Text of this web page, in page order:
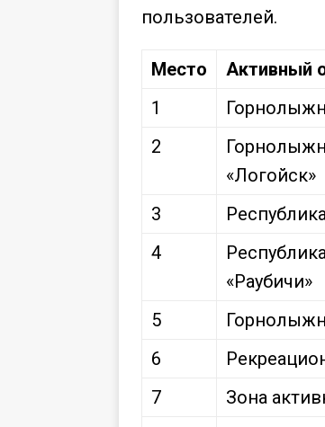
пользователей.
Место
Активный
1
2
«Логойск»
3
4
«Раубичи»
5
6
7
Зона